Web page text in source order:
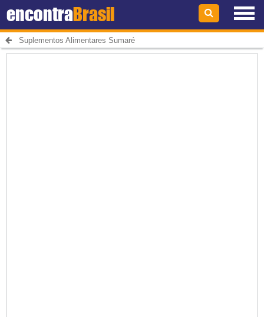
encontraBrasil
Suplementos Alimentares Sumaré